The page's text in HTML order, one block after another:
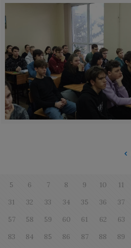
5 6 7 8 9 10 11
31 32 33 34 35 36 37
57 58 59 60 61 62 63
83 84 85 86 87 88 89